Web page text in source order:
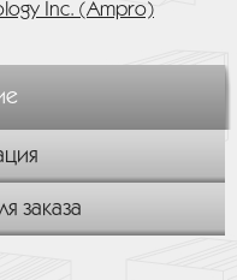
Inc. (Ampro)
заказа